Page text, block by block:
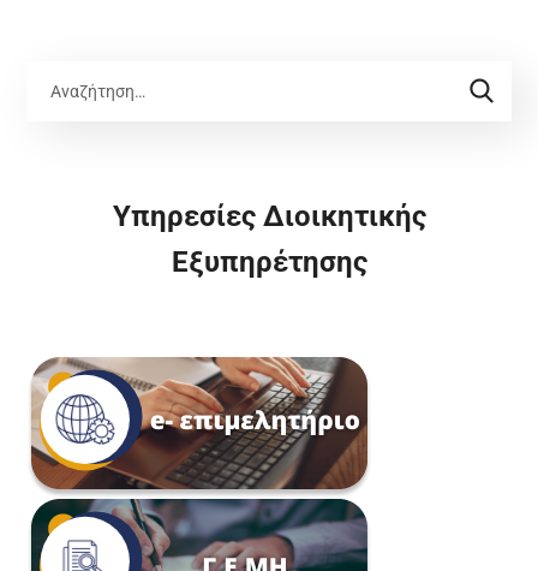
Υπηρεσίες Διοικητικής
Εξυπηρέτησης